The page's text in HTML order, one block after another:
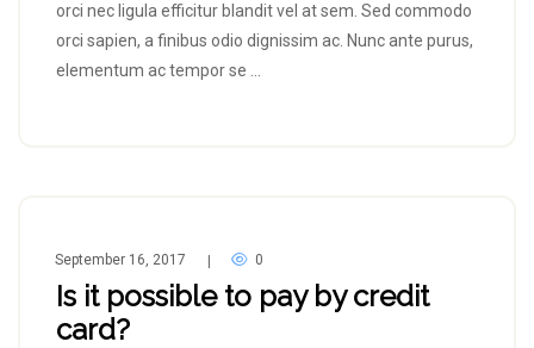
orci nec ligula efficitur blandit vel at sem. Sed commodo
orci sapien, a finibus odio dignissim ac. Nunc ante purus,
elementum ac tempor se …
September 16, 2017 0
Is it possible to pay by credit
card?